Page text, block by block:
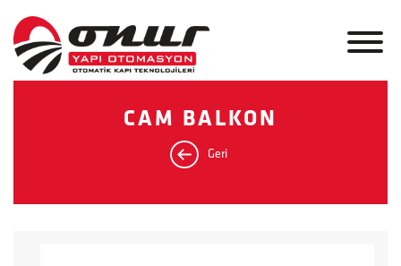
CAM BALKON
Geri